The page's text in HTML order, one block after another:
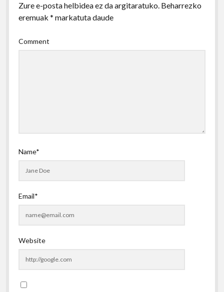
Zure e-posta helbidea ez da argitaratuko. Beharrezko
eremuak * markatuta daude
Comment
Name*
Email*
Website